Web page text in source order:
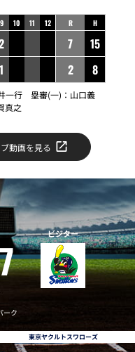
9 10 11 12
1
R H
7
15
2
8
一行 塁審(一)：山口義
真之
動画を見る
7
ーク
ビジター
東京ヤクルトスワローズ